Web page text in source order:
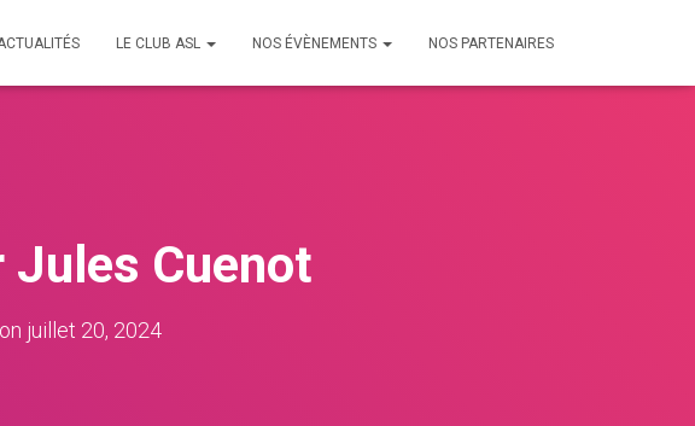
LE CLUB ASL NOS ÉVÈNEMENTS NOS PARTENAIRES
Cuenot
juillet 20, 2024